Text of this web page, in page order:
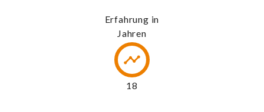
Erfahrung in
Jahren
19